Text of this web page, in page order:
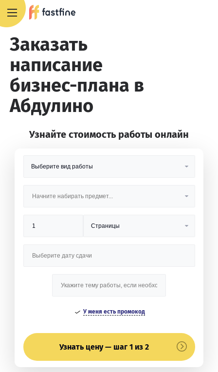
Заказать
написание
бизнес-плана в
Абдулино
Узнайте стоимость работы онлайн
У меня есть промокод
Узнать цену — шаг 1 из 2